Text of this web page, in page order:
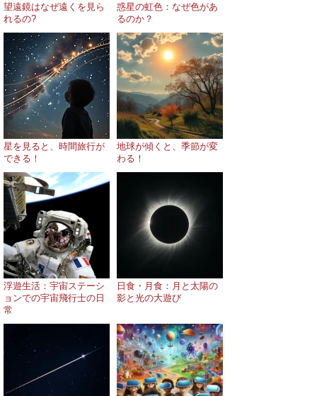
望遠鏡はなぜ遠くを見ら
れるの?
惑星の虹色：なぜ色があ
るのか？
星を見ると、時間旅行が
できる！
地球が傾くと、季節が変
わる！
浮遊生活：宇宙ステーシ
ョンでの宇宙飛行士の日
常
日食・月食：月と太陽の
影と光の大遊び